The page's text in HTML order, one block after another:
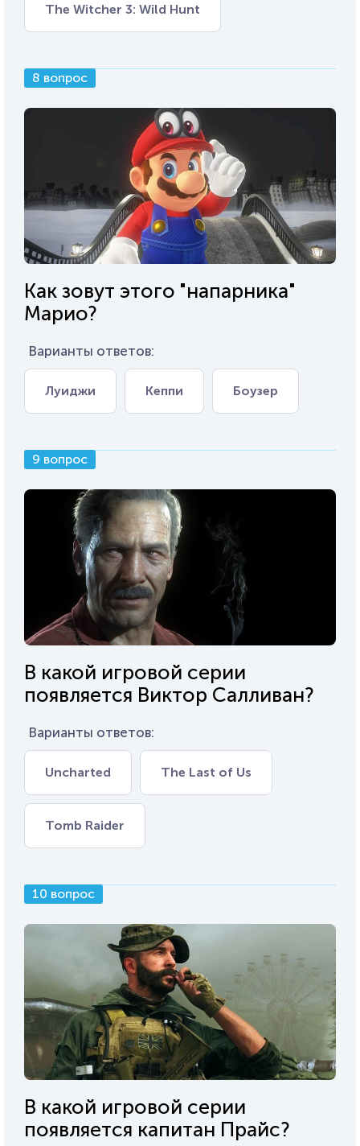
The Witcher 3: Wild Hunt
8 вопрос
Как зовут этого "напарника"
Марио?
Варианты ответов:
Луиджи Кеппи Боузер
9 вопрос
В какой игровой серии
появляется Виктор Салливан?
Варианты ответов:
Uncharted The Last of Us
Tomb Raider
10 вопрос
В какой игровой серии
появляется капитан Прайс?